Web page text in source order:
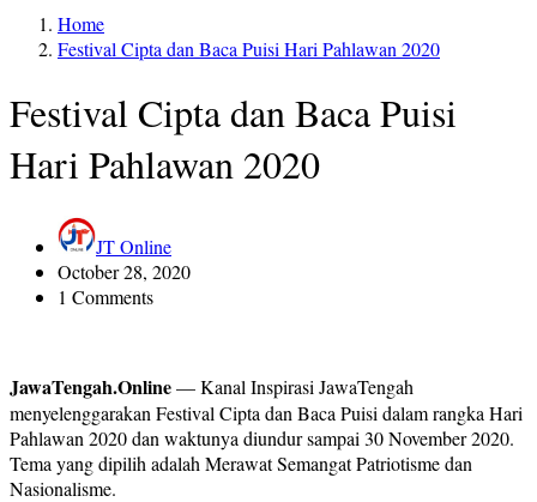
Home
Festival Cipta dan Baca Puisi Hari Pahlawan 2020
Festival Cipta dan Baca Puisi
Hari Pahlawan 2020
JT Online
October 28, 2020
1 Comments
JawaTengah.Online— Kanal Inspirasi JawaTengah
menyelenggarakan Festival Cipta dan Baca Puisi dalam rangka Hari
Pahlawan 2020 dan waktunya diundur sampai 30 November 2020.
Tema yang dipilih adalah Merawat Semangat Patriotisme dan
Nasionalisme.